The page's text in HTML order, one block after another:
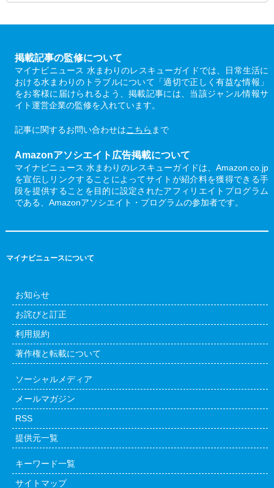
掲載記事の監修について
マイナビニュース 水まわりのレスキューガイドでは、日常生活に
おける水まわりのトラブルについて「適切で正しく有益な情報」
をお客様に届けられるよう、掲載記事には、当該ジャンル情報サ
イト運営企業の監修を入れています。
記事に関するお問い合わせはこちら まで
Amazonアソシエイト広告掲載について
マイナビニュース 水まわりのレスキューガイドは、Amazon.co.jp
を宣伝しリンクすることによってサイトが紹介料を獲得できる手
段を提供することを目的に設定されたアフィリエイトプログラム
である、Amazonアソシエイト・プログラムの参加者です。
マイナビニュースについて
お知らせ
お詫びと訂正
利用規約
著作権と転載について
ソーシャルメディア
メールマガジン
RSS
提供元一覧
キーワード一覧
サイトマップ